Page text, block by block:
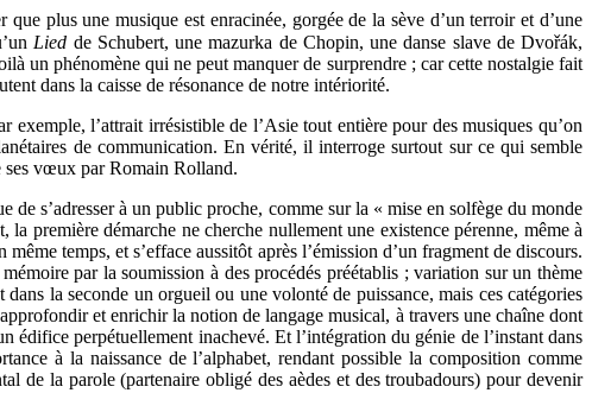
plus une musique est enracinée, gorgée de la sève d’un terroir et d’une
Lied de Schubert, une mazurka de Chopin, une danse slave de Dvořák,
un phénomène qui ne peut manquer de surprendre ; car cette nostalgie fait
dans la caisse de résonance de notre intériorité.
l’attrait irrésistible de l’Asie tout entière pour des musiques qu’on
de communication. En vérité, il interroge surtout sur ce qui semble
ses vœux par Romain Rolland.
de s’adresser à un public proche, comme sur la « mise en solfège du monde
première démarche ne cherche nullement une existence pérenne, même à
temps, et s’efface aussitôt après l’émission d’un fragment de discours.
par la soumission à des procédés préétablis ; variation sur un thème
la seconde un orgueil ou une volonté de puissance, mais ces catégories
et enrichir la notion de langage musical, à travers une chaîne dont
édifice perpétuellement inachevé. Et l’intégration du génie de l’instant dans
à la naissance de l’alphabet, rendant possible la composition comme
de la parole (partenaire obligé des aèdes et des troubadours) pour devenir